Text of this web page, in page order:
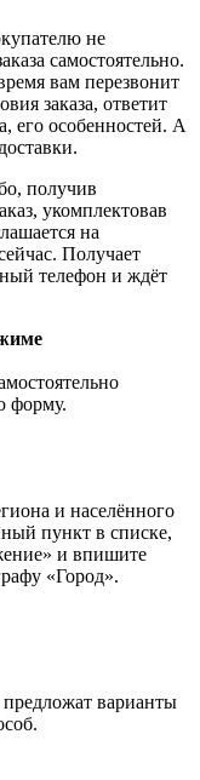
не
самостоятельно.
вам перезвонит
заказа, ответит
его особенностей. А
получив
укомплектовав
на
Получает
телефон и ждёт
форму.
и населённого
пункт в списке,
и впишите
«Город».
варианты